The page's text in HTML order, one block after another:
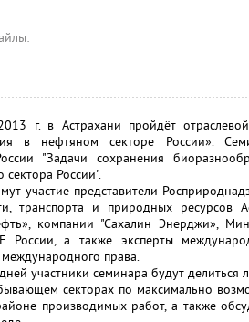
г. в Астрахани пройдёт
в нефтяном секторе России».
"Задачи сохранения
сектора России".
участие представители
транспорта и природных ресурсов
компании "Сахалин Энерджи»,
России, а также эксперты
права.
участники семинара будут
секторах по максимально
производимых работ, а также